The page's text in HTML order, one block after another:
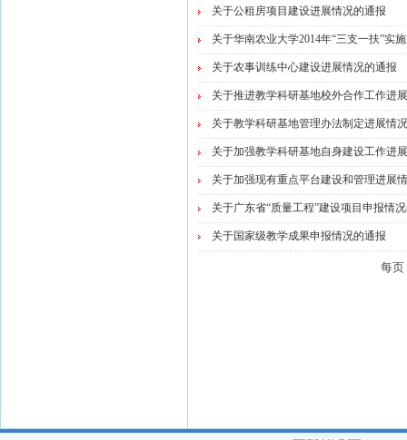
关于公租房项目建设进展情况的通报
关于华南农业大学2014年“三支一扶”实
关于农事训练中心建设进展情况的通报
关于推进教学科研基地校外合作工作进
关于教学科研基地管理办法制定进展情
关于加强教学科研基地自身建设工作进
关于加强现有重点平台建设和管理进展
关于广东省“质量工程”建设项目申报情
关于国家级教学成果申报情况的通报
每页